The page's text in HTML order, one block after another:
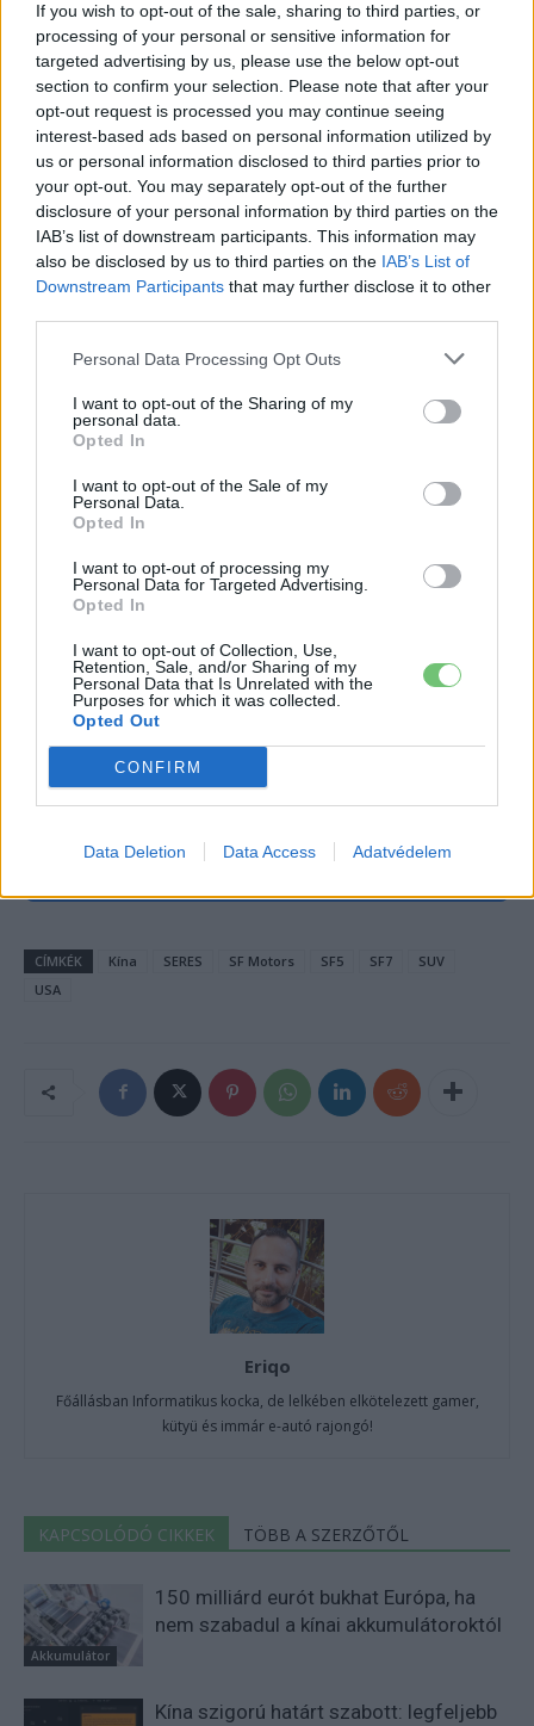
If you wish to opt-out of the sale, sharing to third parties, or
processing of your personal or sensitive information for
targeted advertising by us, please use the below opt-out
section to confirm your selection. Please note that after your
opt-out request is processed you may continue seeing
interest-based ads based on personal information utilized by
us or personal information disclosed to third parties prior to
your opt-out. You may separately opt-out of the further
disclosure of your personal information by third parties on the
IAB’s list of downstream participants. This information may
also be disclosed by us to third parties on the IAB’s List of
Downstream Participants that may further disclose it to other
Personal Data Processing Opt Outs
I want to opt-out of the Sharing of my
personal data.
Opted In
I want to opt-out of the Sale of my
Personal Data.
Opted In
I want to opt-out of processing my
Personal Data for Targeted Advertising.
Opted In
I want to opt-out of Collection, Use,
Retention, Sale, and/or Sharing of my
Personal Data that Is Unrelated with the
Purposes for which it was collected.
Opted Out
CONFIRM
Data Deletion Data Access Adatvédelem
Mindkét modellben megtalálható lesz:
– 17 colos multimédiás érintőképernyő, amin az Ali OS 2.0
– több, mint 30, konfigurálható vezetési asszisztens (aktív
és passzív biztonsági elemekkel)
– Okostöltési megoldások (OBD, V2V)
– könnyű és áramvonalas alumínium karosszéria.
A részletek hamarosan kiderülnek Sanghajban!
és troll mentes zónában cseveghetünk.“e-cars.hu club, e-
autó tulajdonosoktól, e-autó tulajoknak és
rajongóknak,
érdeklődőknek” egyaránt! https://ecarsforum.hu/
CÍMKÉK Kína SERES SF Motors SF5 SF7
SUV
USA
Eriqo
Főállásban Informatikus kocka, de lelkében elkötelezett gamer,
kütyü és immár e-autó rajongó!
KAPCSOLÓDÓ CIKKEK TÖBB A SZERZŐTŐL
Akkumulátor
150 milliárd eurót bukhat Európa, ha
nem szabadul a kínai akkumulátoroktól
Kína szigorú határt szabott: legfeljebb